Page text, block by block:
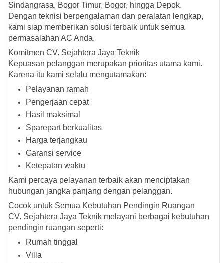
Sindangrasa, Bogor Timur, Bogor, hingga Depok.
Dengan teknisi berpengalaman dan peralatan lengkap,
kami siap memberikan solusi terbaik untuk semua
permasalahan AC Anda.
Komitmen CV. Sejahtera Jaya Teknik
Kepuasan pelanggan merupakan prioritas utama kami.
Karena itu kami selalu mengutamakan:
Pelayanan ramah
Pengerjaan cepat
Hasil maksimal
Sparepart berkualitas
Harga terjangkau
Garansi service
Ketepatan waktu
Kami percaya pelayanan terbaik akan menciptakan
hubungan jangka panjang dengan pelanggan.
Cocok untuk Semua Kebutuhan Pendingin Ruangan
CV. Sejahtera Jaya Teknik melayani berbagai kebutuhan
pendingin ruangan seperti:
Rumah tinggal
Villa